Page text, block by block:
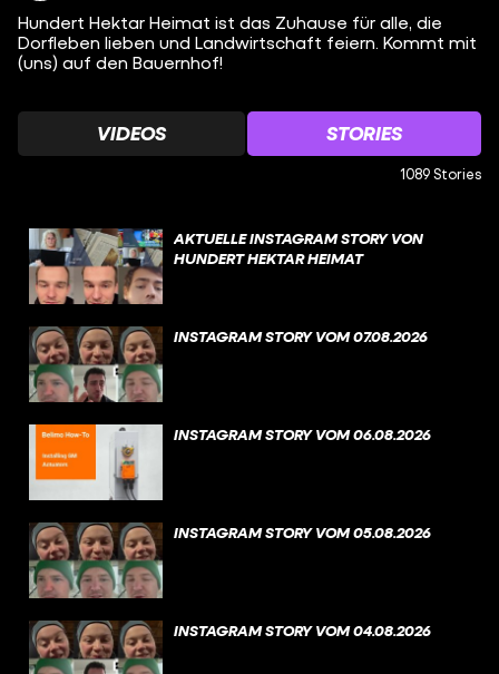
Hundert Hektar Heimat ist das Zuhause für alle, die
Dorfleben lieben und Landwirtschaft feiern. Kommt mit
(uns) auf den Bauernhof!
VIDEOS STORIES
1089 Stories
AKTUELLE INSTAGRAM STORY VON
HUNDERT HEKTAR HEIMAT
INSTAGRAM STORY VOM 07.08.2026
INSTAGRAM STORY VOM 06.08.2026
INSTAGRAM STORY VOM 05.08.2026
INSTAGRAM STORY VOM 04.08.2026